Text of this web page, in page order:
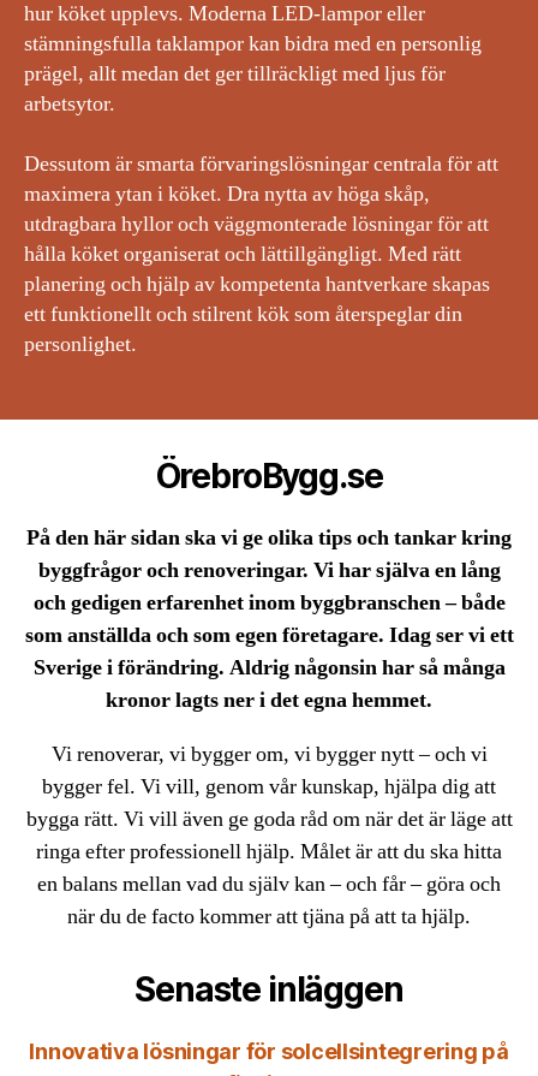
hur köket upplevs. Moderna LED-lampor eller
stämningsfulla taklampor kan bidra med en personlig
prägel, allt medan det ger tillräckligt med ljus för
arbetsytor.
Dessutom är smarta förvaringslösningar centrala för att
maximera ytan i köket. Dra nytta av höga skåp,
utdragbara hyllor och väggmonterade lösningar för att
hålla köket organiserat och lättillgängligt. Med rätt
planering och hjälp av kompetenta hantverkare skapas
ett funktionellt och stilrent kök som återspeglar din
personlighet.
ÖrebroBygg.se
På den här sidan ska vi ge olika tips och tankar kring
byggfrågor och renoveringar. Vi har själva en lång
och gedigen erfarenhet inom byggbranschen – både
som anställda och som egen företagare. Idag ser vi ett
Sverige i förändring. Aldrig någonsin har så många
kronor lagts ner i det egna hemmet.
Vi renoverar, vi bygger om, vi bygger nytt – och vi
bygger fel. Vi vill, genom vår kunskap, hjälpa dig att
bygga rätt. Vi vill även ge goda råd om när det är läge att
ringa efter professionell hjälp. Målet är att du ska hitta
en balans mellan vad du själv kan – och får – göra och
när du de facto kommer att tjäna på att ta hjälp.
Senaste inläggen
Innovativa lösningar för solcellsintegrering på